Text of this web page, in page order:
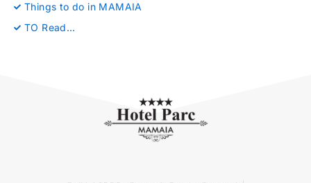
o
-
f
r
r
Things to do in MAMAIA
TO Read…